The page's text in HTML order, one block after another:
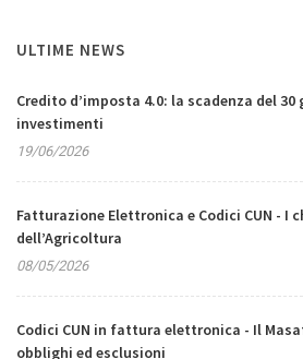
ULTIME NEWS
Credito d’imposta 4.0: la scadenza del 30
investimenti
19/06/2026
Fatturazione Elettronica e Codici CUN - I
dell’Agricoltura
08/05/2026
Codici CUN in fattura elettronica - Il
obblighi ed esclusioni